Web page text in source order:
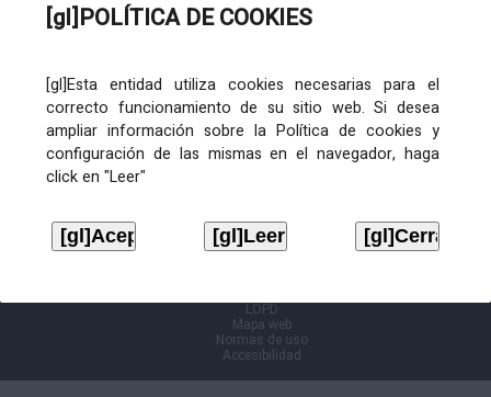
[gl]POLÍTICA DE COOKIES
[gl]Esta entidad utiliza cookies necesarias para el
correcto funcionamiento de su sitio web. Si desea
ampliar información sobre la Política de cookies y
configuración de las mismas en el navegador, haga
click en "Leer"
LOPD
Mapa web
Normas de uso
Accesibilidad